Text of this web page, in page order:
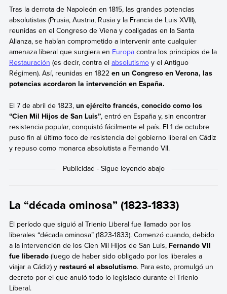
Tras la derrota de Napoleón en 1815, las grandes potencias
absolutistas (Prusia, Austria, Rusia y la Francia de Luis XVIII),
reunidas en el Congreso de Viena y coaligadas en la Santa
Alianza, se habían comprometido a intervenir ante cualquier
amenaza liberal que surgiera en Europacontra los principios de la
Restauración (es decir, contra el absolutismoy el Antiguo
Régimen). Así, reunidas en 1822 en un Congreso en Verona, las
potencias acordaron la intervención en España.
El 7 de abril de 1823, un ejército francés, conocido como los
“Cien Mil Hijos de San Luis”, entró en España y, sin encontrar
resistencia popular, conquistó fácilmente el país. El 1 de octubre
puso fin al último foco de resistencia del gobierno liberal en Cádiz
y repuso como monarca absolutista a Fernando VII.
La “década ominosa” (1823-1833)
El período que siguió al Trienio Liberal fue llamado por los
liberales “década ominosa” (1823-1833). Comenzó cuando, debido
a la intervención de los Cien Mil Hijos de San Luis, Fernando VII
fue liberado(luego de haber sido obligado por los liberales a
viajar a Cádiz) y restauró el absolutismo. Para esto, promulgó un
decreto por el que anuló todo lo legislado durante el Trienio
Liberal.